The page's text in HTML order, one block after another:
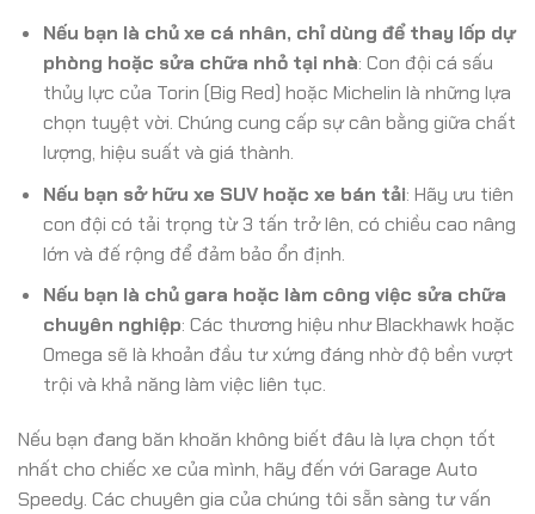
Nếu bạn là chủ xe cá nhân, chỉ dùng để thay lốp dự
phòng hoặc sửa chữa nhỏ tại nhà: Con đội cá sấu
thủy lực của Torin (Big Red) hoặc Michelin là những lựa
chọn tuyệt vời. Chúng cung cấp sự cân bằng giữa chất
lượng, hiệu suất và giá thành.
Nếu bạn sở hữu xe SUV hoặc xe bán tải: Hãy ưu tiên
con đội có tải trọng từ 3 tấn trở lên, có chiều cao nâng
lớn và đế rộng để đảm bảo ổn định.
Nếu bạn là chủ gara hoặc làm công việc sửa chữa
chuyên nghiệp: Các thương hiệu như Blackhawk hoặc
Omega sẽ là khoản đầu tư xứng đáng nhờ độ bền vượt
trội và khả năng làm việc liên tục.
Nếu bạn đang băn khoăn không biết đâu là lựa chọn tốt
nhất cho chiếc xe của mình, hãy đến với Garage Auto
Speedy. Các chuyên gia của chúng tôi sẵn sàng tư vấn